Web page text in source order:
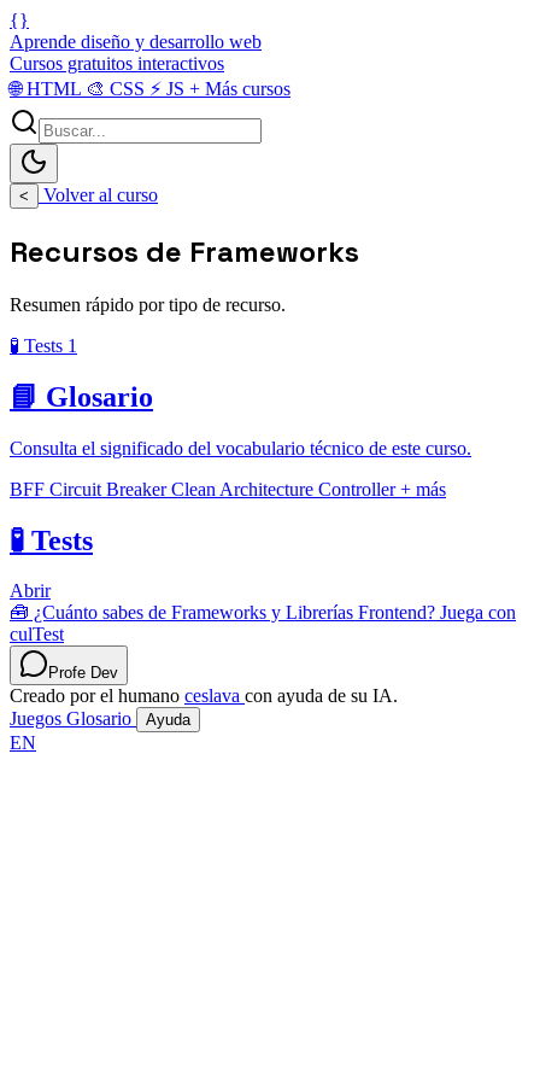
{}
Aprende diseño y desarrollo web
Cursos gratuitos interactivos
🌐HTML 🎨 CSS ⚡ JS + Más cursos
< Volver al curso
Recursos de Frameworks
Resumen rápido por tipo de recurso.
🧪 Tests 1
📘 Glosario
Consulta el significado del vocabulario técnico de este curso.
BFF Circuit BreakerClean Architecture Controller+ más
🧪 Tests
Abrir
🧰 ¿Cuánto sabes de Frameworks y Librerías Frontend? Juega con
culTest
Profe Dev
Creado por el humano ceslava con ayuda de su IA.
Juegos Glosario Ayuda
EN